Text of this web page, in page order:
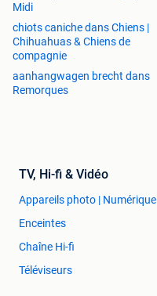
Midi
chiots caniche dans Chiens |
Chihuahuas & Chiens de
compagnie
aanhangwagen brecht dans
Remorques
TV, Hi-fi & Vidéo
Appareils photo | Numérique
Enceintes
Chaîne Hi-fi
Téléviseurs